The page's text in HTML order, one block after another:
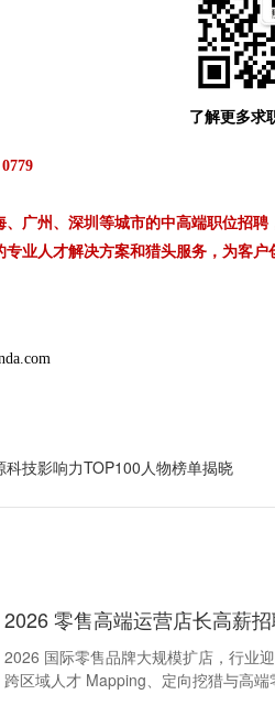
了解更多求
、广州、深圳等城市的中高端职位招
业人才解决方案和猎头服务，为客户
技影响力TOP100人物榜单揭晓
2026 零售高端运营店长高薪
2026 国际零售品牌大规模扩店，行业
跨区域人才 Mapping、定向挖猎与高端